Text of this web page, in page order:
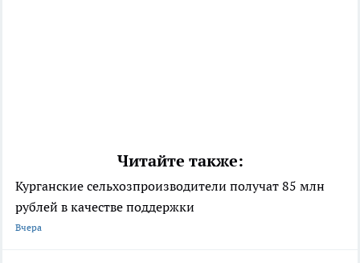
Читайте также:
Курганские сельхозпроизводители получат 85 млн
рублей в качестве поддержки
Вчера